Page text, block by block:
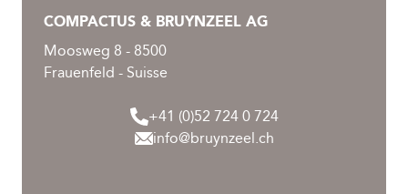
COMPACTUS & BRUYNZEEL AG
Moosweg 8 - 8500
Frauenfeld - Suisse
+41 (0)52 724 0 724
info@bruynzeel.ch